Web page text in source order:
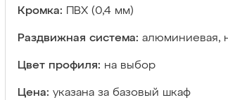
Кромка: ПВХ (0,4 мм)
Раздвижная система: алюминиевая,
Цвет профиля: на выбор
Цена: указана за базовый шкаф